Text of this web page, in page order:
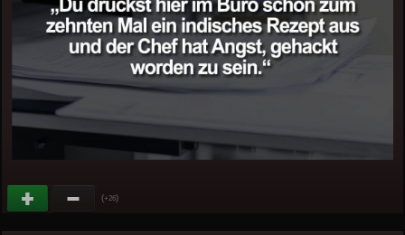
(+26)